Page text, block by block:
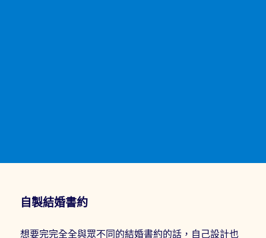
自製結婚書約
想要完完全全與眾不同的結婚書約的話，自己設計也